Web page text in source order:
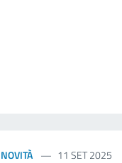
NOVITÀ 11 SET 2025